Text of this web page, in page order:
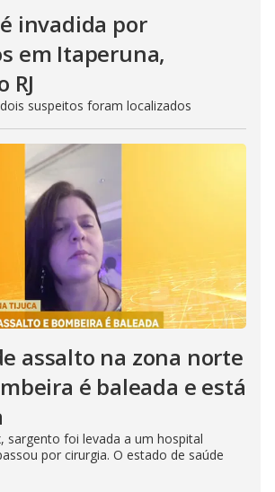
invadida por
em Itaperuna,
RJ
suspeitos foram localizados
assalto na zona norte
é baleada e está
sargento foi levada a um hospital
por cirurgia. O estado de saúde